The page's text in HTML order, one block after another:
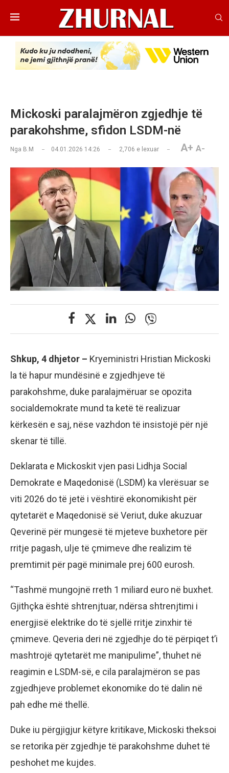
Mickoski paralajmëron zgjedhje të
parakohshme, sfidon LSDM-në
Nga B.M 04.01.2026 14:26 2,706 e lexuar A+ A-
Shkup, 4 dhjetor – Kryeministri Hristian Mickoski
la të hapur mundësinë e zgjedhjeve të
parakohshme, duke paralajmëruar se opozita
socialdemokrate mund ta ketë të realizuar
kërkesën e saj, nëse vazhdon të insistojë për një
skenar të tillë.
Deklarata e Mickoskit vjen pasi Lidhja Social
Demokrate e Maqedonisë (LSDM) ka vlerësuar se
viti 2026 do të jetë i vështirë ekonomikisht për
qytetarët e Maqedonisë së Veriut, duke akuzuar
Qeverinë për mungesë të mjeteve buxhetore për
rritje pagash, ulje të çmimeve dhe realizim të
premtimit për pagë minimale prej 600 eurosh.
“Tashmë mungojnë rreth 1 miliard euro në buxhet.
Gjithçka është shtrenjtuar, ndërsa shtrenjtimi i
energjisë elektrike do të sjellë rritje zinxhir të
çmimeve. Qeveria deri në zgjedhje do të përpiqet t’i
mashtrojë qytetarët me manipulime”, thuhet në
reagimin e LSDM-së, e cila paralajmëron se pas
zgjedhjeve problemet ekonomike do të dalin në
pah edhe më thellë.
Duke iu përgjigjur këtyre kritikave, Mickoski theksoi
se retorika për zgjedhje të parakohshme duhet të
peshohet me kujdes.